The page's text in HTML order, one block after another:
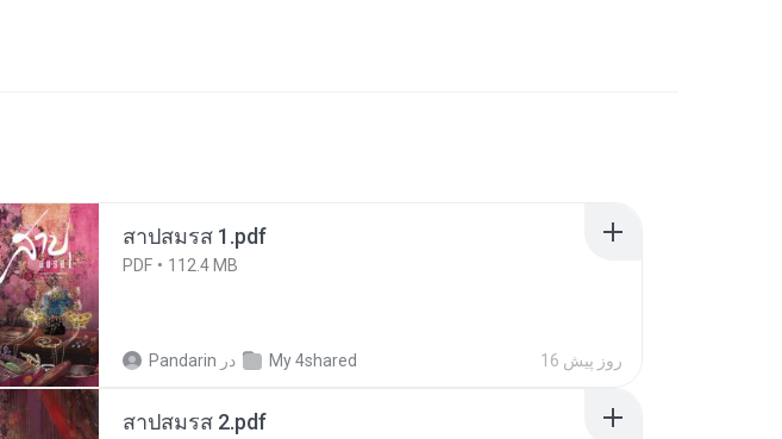
สาปสมรส 1.pdf
PDF 112.4 MB
Pandarin در My 4shared 16 روز پیش
สาปสมรส 2.pdf